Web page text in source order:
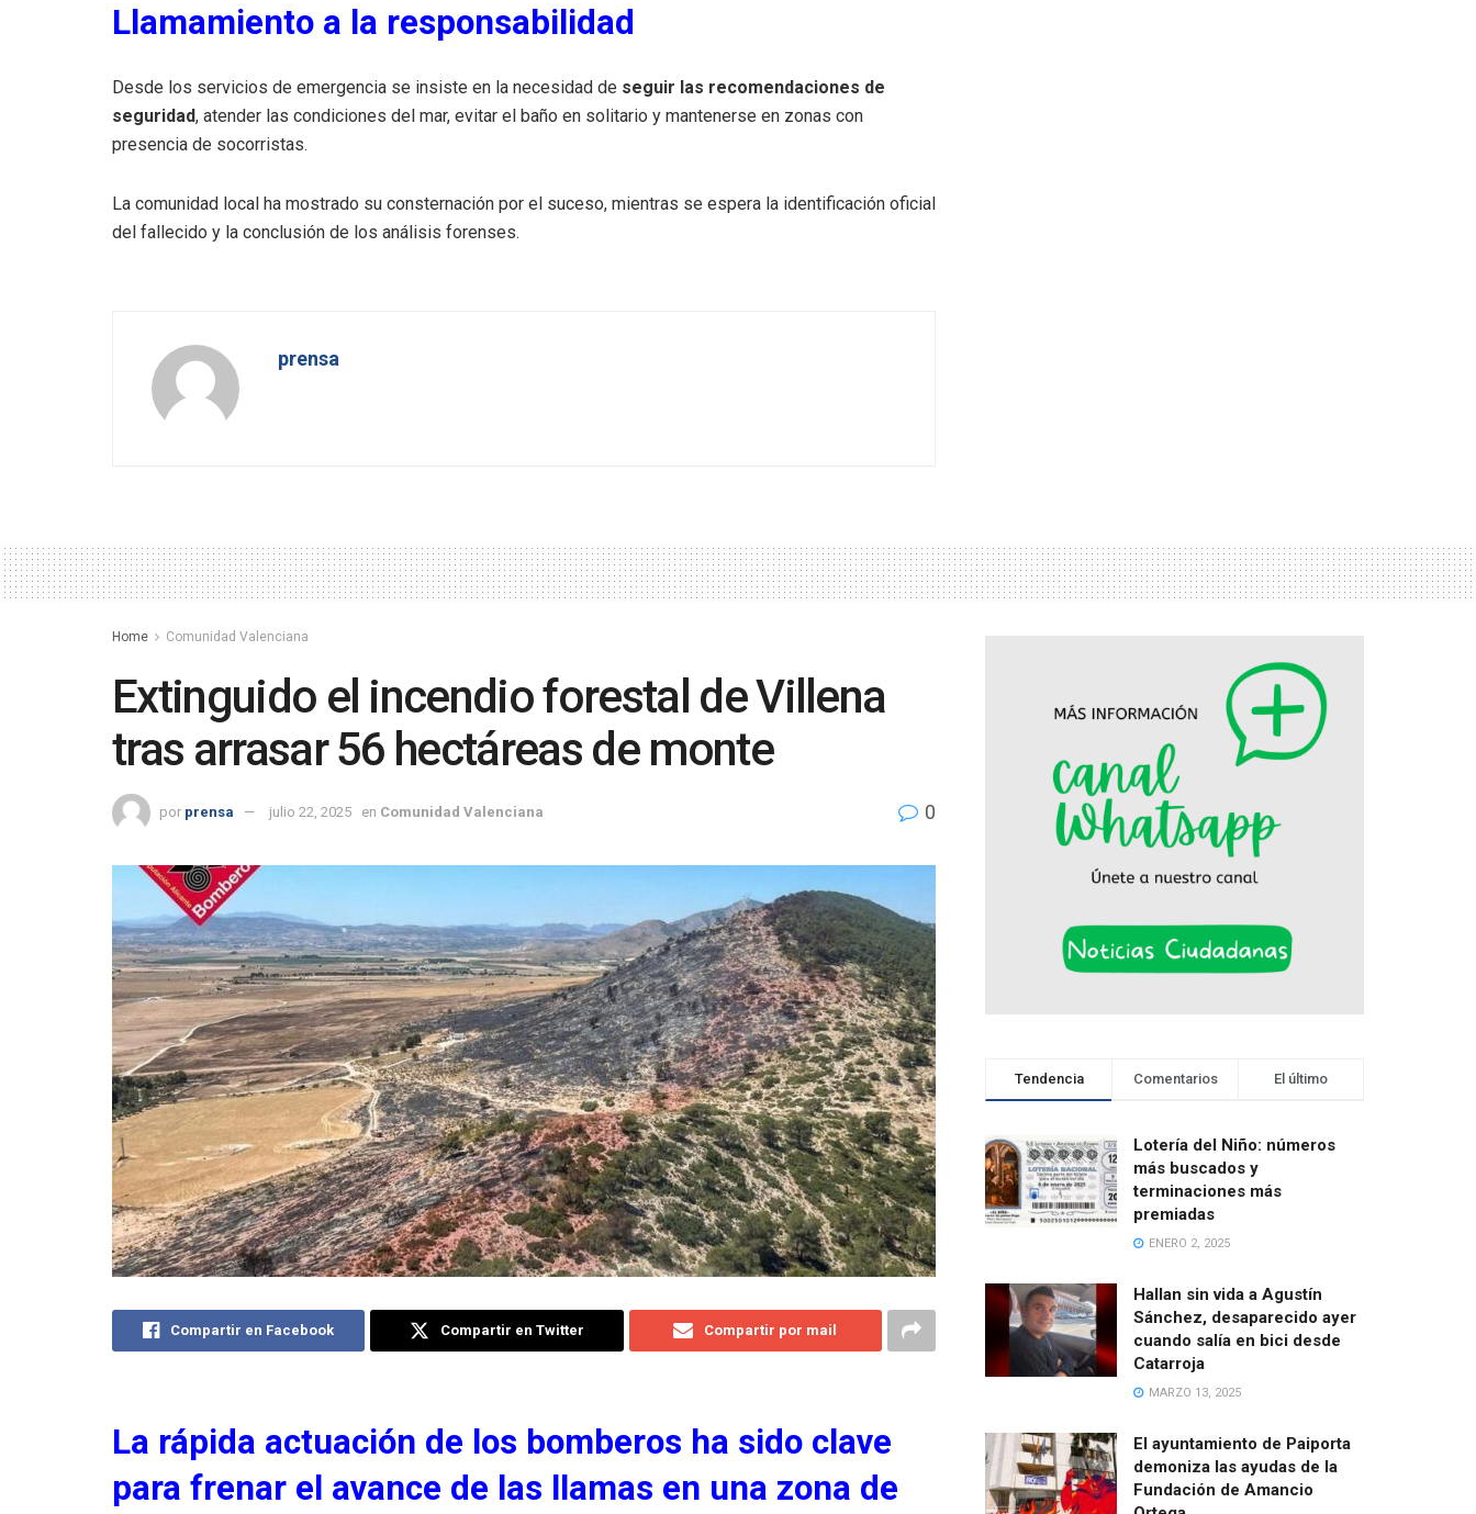
Llamamiento a la responsabilidad
Desde los servicios de emergencia se insiste en la necesidad de seguir las recomendaciones de
seguridad, atender las condiciones del mar, evitar el baño en solitario y mantenerse en zonas con
presencia de socorristas.
La comunidad local ha mostrado su consternación por el suceso, mientras se espera la identificación oficial
del fallecido y la conclusión de los análisis forenses.
prensa
Home Comunidad Valenciana
Extinguido el incendio forestal de Villena
tras arrasar 56 hectáreas de monte
por prensa julio 22, 2025 en Comunidad Valenciana 0
Compartir en Facebook Compartir en Twitter Compartir por mail
La rápida actuación de los bomberos ha sido clave
para frenar el avance de las llamas en una zona de
Tendencia Comentarios El último
Lotería del Niño: números
más buscados y
terminaciones más
premiadas
ENERO 2, 2025
Hallan sin vida a Agustín
Sánchez, desaparecido ayer
cuando salía en bici desde
Catarroja
MARZO 13, 2025
El ayuntamiento de Paiporta
demoniza las ayudas de la
Fundación de Amancio